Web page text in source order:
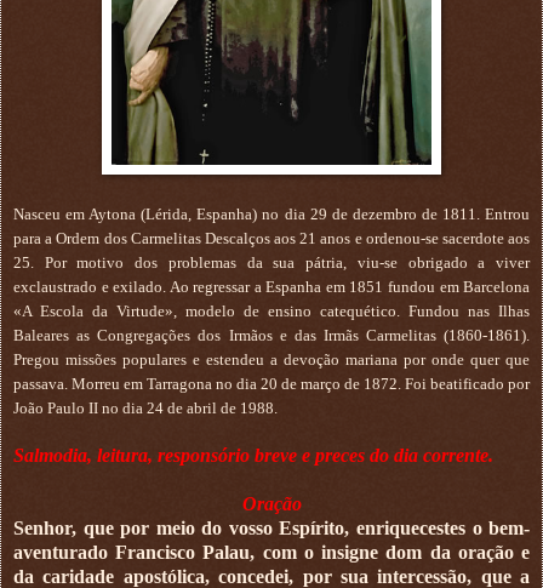
Nasceu em Aytona (Lérida, Espanha) no dia 29 de dezembro de 1811. Entrou
para a Ordem dos Carmelitas Descalços aos 21 anos e ordenou-se sacerdote aos
25. Por motivo dos problemas da sua pátria, viu-se obrigado a viver
exclaustrado e exilado. Ao regressar a Espanha em 1851 fundou em Barcelona
«A Escola da Virtude», modelo de ensino catequético. Fundou nas Ilhas
Baleares as Congregações dos Irmãos e das Irmãs Carmelitas (1860-1861).
Pregou missões populares e estendeu a devoção mariana por onde quer que
passava. Morreu em Tarragona no dia 20 de março de 1872. Foi beatificado por
João Paulo II no dia 24 de abril de 1988.
Salmodia, leitura, responsório breve e preces do dia corrente.
Oração
Senhor, que por meio do vosso Espírito, enriquecestes o bem-
aventurado Francisco Palau, com o insigne dom da oração e
da caridade apostólica, concedei, por sua intercessão, que a